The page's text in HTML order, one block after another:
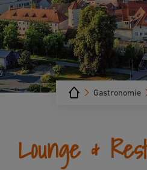
Gastronomie
Lounge &